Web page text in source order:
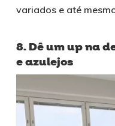
variados e até
8. Dê um up na
e azulejos